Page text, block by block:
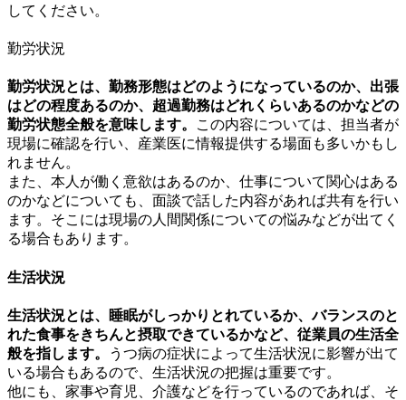
してください。
勤労状況
勤労状況とは、勤務形態はどのようになっているのか、出張
はどの程度あるのか、超過勤務はどれくらいあるのかなどの
勤労状態全般を意味します。
この内容については、担当者が
現場に確認を行い、産業医に情報提供する場面も多いかもし
れません。
また、本人が働く意欲はあるのか、仕事について関心はある
のかなどについても、面談で話した内容があれば共有を行い
ます。そこには現場の人間関係についての悩みなどが出てく
る場合もあります。
生活状況
生活状況とは、睡眠がしっかりとれているか、バランスのと
れた食事をきちんと摂取できているかなど、従業員の生活全
般を指します。
うつ病の症状によって生活状況に影響が出て
いる場合もあるので、生活状況の把握は重要です。
他にも、家事や育児、介護などを行っているのであれば、そ